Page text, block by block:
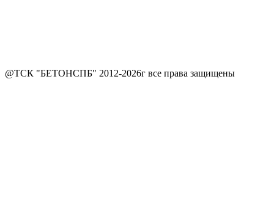
@ТСК "БЕТОНСПБ" 2012-2026г все права защищены